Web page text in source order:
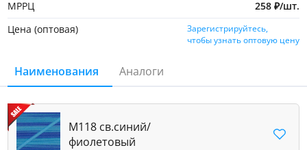
МРРЦ 258 ₽/шт.
Цена (оптовая)
Зарегистрируйтесь,
чтобы узнать оптовую цену
Наименования Аналоги
M118 св.синий/
фиолетовый